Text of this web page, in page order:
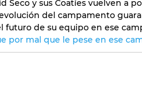
Seco y sus Coatíes vuelven a
del campamento
futuro de su equipo en ese
por mal que le pese en ese